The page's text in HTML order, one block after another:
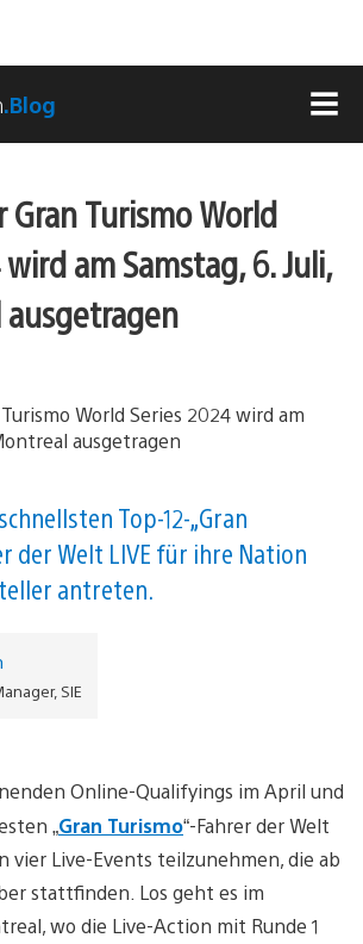
.Blog
Gran Turismo World
am Samstag, 6. Juli,
Top-12-„Gran
der Welt LIVE für ihre Nation
antreten.
SIE
Online-Qualifyings im April und
„Gran Turismo“-Fahrer der Welt
vier Live-Events teilzunehmen, die ab
stattfinden. Los geht es im
wo die Live-Action mit Runde 1